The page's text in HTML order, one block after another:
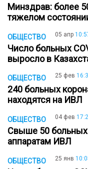
Минздрав: более
тяжелом
ОБЩЕСТВО 05 апр
Число больных
выросло в
ОБЩЕСТВО 25 фев
240 больных
находятся на ИВЛ
ОБЩЕСТВО 04 фев
Свыше 50 больных
аппаратам ИВЛ
ОБЩЕСТВО 25 янв